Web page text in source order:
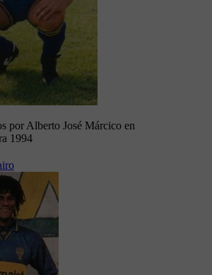
por Alberto José Márcico en
1994